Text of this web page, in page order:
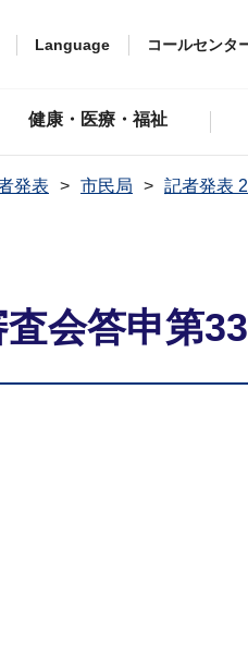
Language コールセンタ
健康・医療・福祉
発表 市民局
記者発表
会答申第